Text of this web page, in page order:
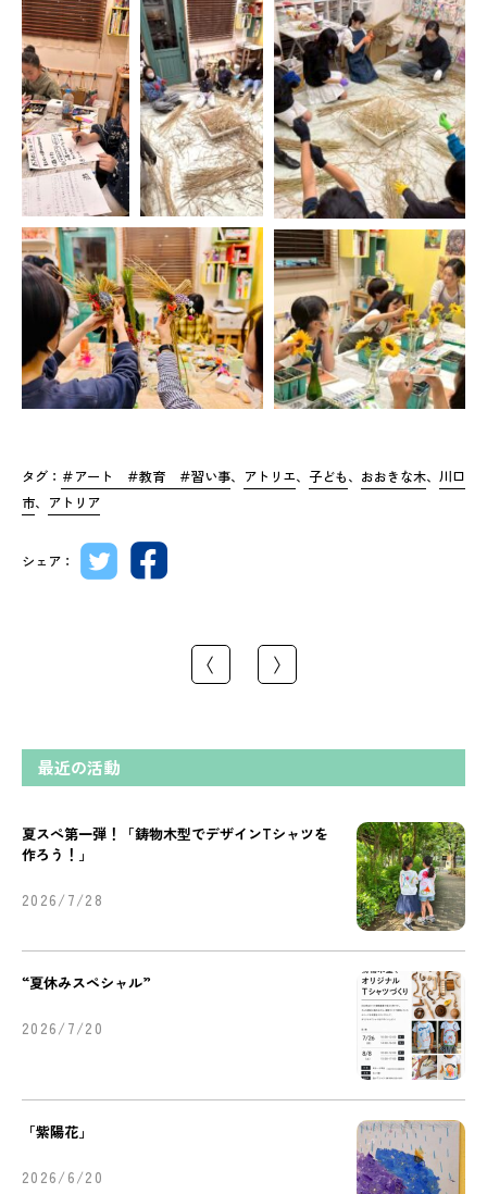
タグ： ＃アート ＃教育 ＃習い事、 アトリエ、 子ども、 おおきな木、 川口
市、 アトリア
シェア：
〈 〉
最近の活動
夏スぺ第一弾！「鋳物木型でデザインTシャツを
作ろう！」
2026/7/28
“夏休みスペシャル”
2026/7/20
「紫陽花」
2026/6/20